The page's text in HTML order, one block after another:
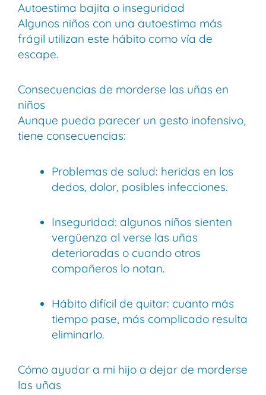
Autoestima bajita o inseguridad
Algunos niños con una autoestima más
frágil utilizan este hábito como vía de
escape.
Consecuencias de morderse las uñas en
niños
Aunque pueda parecer un gesto inofensivo,
tiene consecuencias:
Problemas de salud: heridas en los
dedos, dolor, posibles infecciones.
Inseguridad: algunos niños sienten
vergüenza al verse las uñas
deterioradas o cuando otros
compañeros lo notan.
Hábito difícil de quitar: cuanto más
tiempo pase, más complicado resulta
eliminarlo.
Cómo ayudar a mi hijo a dejar de morderse
las uñas